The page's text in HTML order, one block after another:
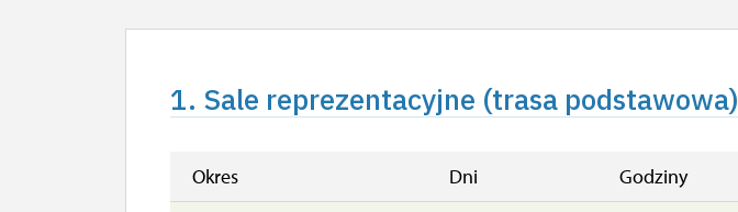
1. Sale reprezentacyjne (trasa podstawowa)
Okres Dni
Godziny